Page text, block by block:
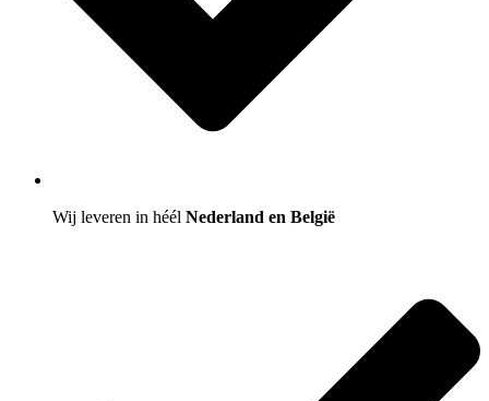
Wij leveren in héél Nederland en België